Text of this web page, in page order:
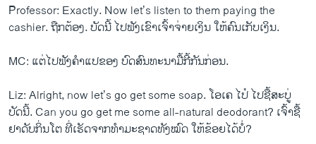
Professor: Exactly. Now let’s listen to them paying the
cashier. ຖືກຕ້ອງ. ບັດ​ນີ້ ​ໄປ​ຟັງ​ເຂົາ​ເຈົ້າ​ຈ່າຍ​ເງິນ ​ໃຫ້​ຄົນ​ເກັບ​ເງິນ.
MC: ແຕ່ໄປ​ຟັງ​ຄຳ​ແປ​ຂອງ ​ບົດ​ສົນທະນາ​ມື້​ກີ້​ກັນ​ກ່ອນ.
Liz: Alright, now let’s go get some soap. ໂອ​ເຄ ​ໄປ໋ ​ໄປ​ຊື້​ສະ​ບູ່
ບັດ​ນີ້. Can you go get me some all-natural deodorant? ເຈົ້າ​ຊື້​
ຢາ​ດັບ​ກິ່ນ​ໂຕ ທີ່​ເຮັດຈາກທຳ​ມະ​ຊາດ​ທັງ​ໝົດ ​ໃຫ້​ຂ້ອຍ​ໄດ້​ບໍ່?